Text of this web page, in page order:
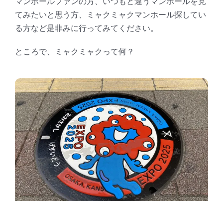
てみたいと思う方、ミャクミャクマンホール探してい
る方など是非みに行ってみてください。
ところで、ミャクミャクって何？